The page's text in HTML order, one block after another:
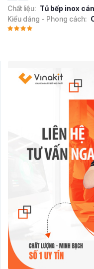
Chất liệu: Tủ bếp inox
Kiểu dáng - Phong cách: